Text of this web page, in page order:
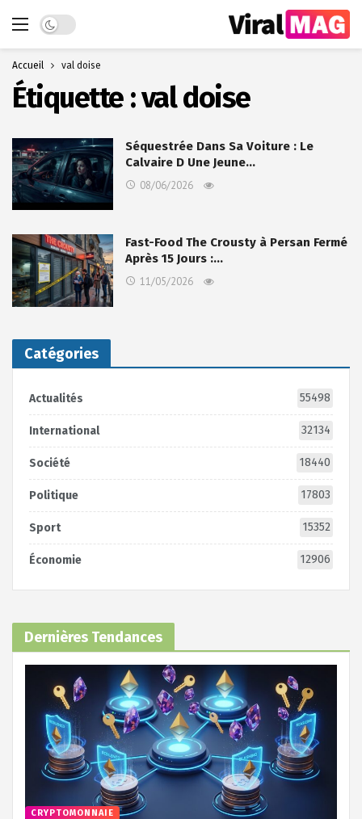
Dark mode
Accueil val doise
Étiquette :val doise
Séquestrée Dans Sa Voiture : Le
Calvaire D Une Jeune…
08/06/2026
Fast-Food The Crousty à Persan Fermé
Après 15 Jours :…
11/05/2026
Catégories
Actualités 55498
International 32134
Société 18440
Politique 17803
Sport 15352
Économie 12906
Dernières Tendances
CRYPTOMONNAIE